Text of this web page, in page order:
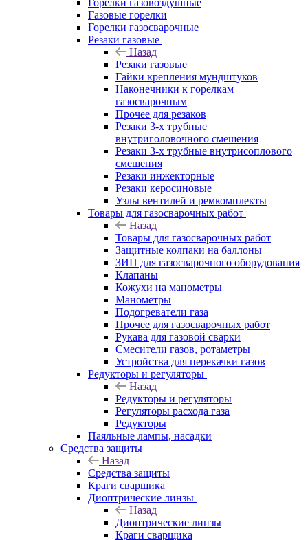
Горелки газовоздушные
Газовые горелки
Горелки газосварочные
Резаки газовые
Назад
Резаки газовые
Гайки крепления мундштуков
Наконечники к горелкам
газосварочным
Прочее для резаков
Резаки 3-х трубные
внутриголовочного смешения
Резаки 3-х трубные внутрисоплового
смешения
Резаки инжекторные
Резаки керосиновые
Узлы вентилей и ремкомплекты
Товары для газосварочных работ
Назад
Товары для газосварочных работ
Защитные колпаки на баллоны
ЗИП для газосварочного оборудования
Клапаны
Кожухи на манометры
Манометры
Подогреватели газа
Прочее для газосварочных работ
Рукава для газовой сварки
Смесители газов, ротаметры
Устройства для перекачки газов
Редукторы и регуляторы
Назад
Редукторы и регуляторы
Регуляторы расхода газа
Редукторы
Паяльные лампы, насадки
Средства защиты
Назад
Средства защиты
Краги сварщика
Диоптрические линзы
Назад
Диоптрические линзы
Краги сварщика